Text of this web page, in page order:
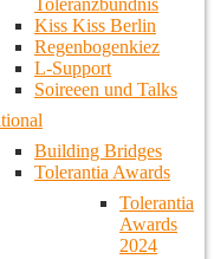
Toleranzbündnis
Kiss Kiss Berlin
Regenbogenkiez
L-Support
Soireeen und Talks
Building Bridges
Tolerantia Awards
Tolerantia
Awards
2024